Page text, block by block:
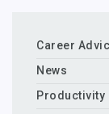
Career
News
Productivity